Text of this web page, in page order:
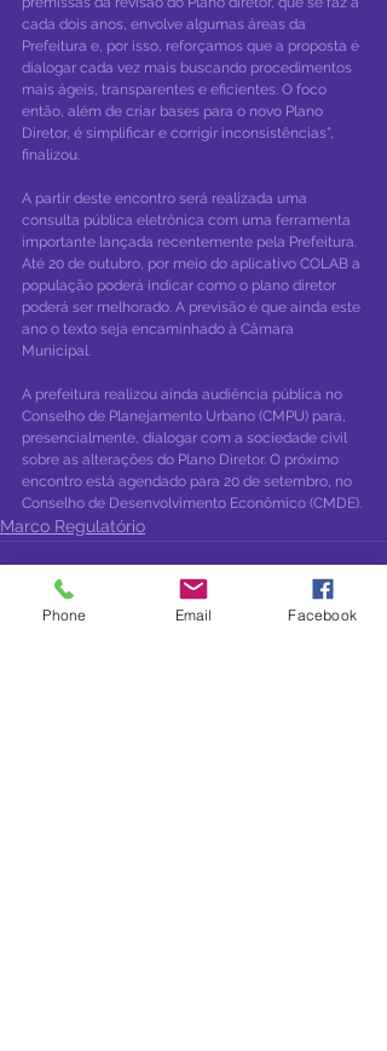
cada dois anos, envolve algumas áreas da
Prefeitura e, por isso, reforçamos que a proposta é
dialogar cada vez mais buscando procedimentos
mais ágeis, transparentes e eficientes. O foco
então, além de criar bases para o novo Plano
Diretor, é simplificar e corrigir inconsistências”,
finalizou.
A partir deste encontro será realizada uma
consulta pública eletrônica com uma ferramenta
importante lançada recentemente pela Prefeitura.
Até 20 de outubro, por meio do aplicativo COLAB a
população poderá indicar como o plano diretor
poderá ser melhorado. A previsão é que ainda este
ano o texto seja encaminhado à Câmara
Municipal.
A prefeitura realizou ainda audiência pública no
Conselho de Planejamento Urbano (CMPU) para,
presencialmente, dialogar com a sociedade civil
sobre as alterações do Plano Diretor. O próximo
encontro está agendado para 20 de setembro, no
Conselho de Desenvolvimento Econômico (CMDE).
Marco Regulatório
Phone Email Facebook